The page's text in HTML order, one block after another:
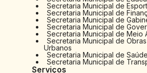
Secretaria Municipal de
Secretaria Municipal de
Secretaria Municipal de
Secretaria Municipal de
Secretaria Municipal de Meio
Secretaria Municipal de
Urbanos
Secretaria Municipal de Saúde
Secretaria Municipal de
Serviços